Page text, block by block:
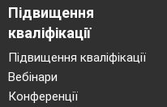
Підвищення
кваліфікації
Підвищення кваліфікації
Вебінари
Конференції